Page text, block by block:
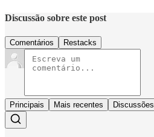
Discussão sobre este post
Comentários Restacks
Principais Mais recentes Discussões